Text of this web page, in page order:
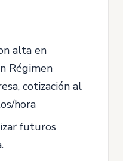
alta en
Régimen
cotización al
hora
futuros